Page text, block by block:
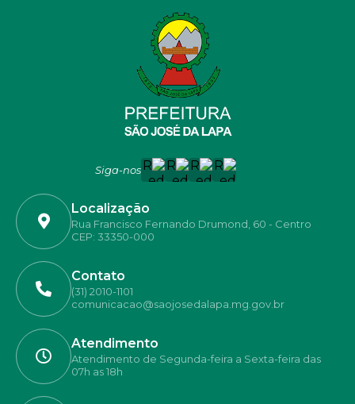
Siga-nos
Localização
Rua Francisco Fernando Drumond, 60 - Centro
CEP: 33350-000
Contato
(31) 2010-1101
comunicacao@saojosedalapa.mg.gov.br
Atendimento
Atendimento de Segunda-feira a Sexta-feira das
07h as 18h